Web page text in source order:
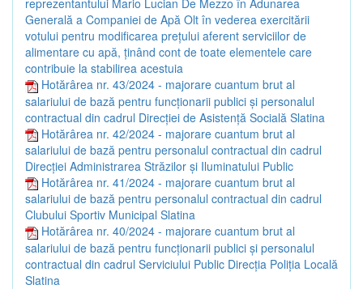
reprezentantului Mario Lucian De Mezzo în Adunarea
Generală a Companiei de Apă Olt în vederea exercitării
votului pentru modificarea prețului aferent serviciilor de
alimentare cu apă, ținând cont de toate elementele care
contribuie la stabilirea acestuia
Hotărârea nr. 43/2024 - majorare cuantum brut al
salariului de bază pentru funcționarii publici și personalul
contractual din cadrul Direcției de Asistență Socială Slatina
Hotărârea nr. 42/2024 - majorare cuantum brut al
salariului de bază pentru personalul contractual din cadrul
Direcției Administrarea Străzilor și Iluminatului Public
Hotărârea nr. 41/2024 - majorare cuantum brut al
salariului de bază pentru personalul contractual din cadrul
Clubului Sportiv Municipal Slatina
Hotărârea nr. 40/2024 - majorare cuantum brut al
salariului de bază pentru funcționarii publici și personalul
contractual din cadrul Serviciului Public Direcția Poliția Locală
Slatina